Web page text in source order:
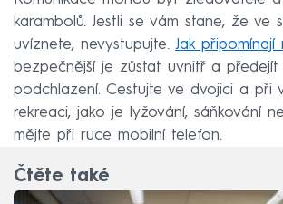
karambolů. Jestli se vám stane, že ve
uvíznete, nevystupujte. Jak
bezpečnější je zůstat uvnitř a předejít
podchlazení. Cestujte ve dvojici a při
rekreaci, jako je lyžování, sáňkování
mějte při ruce mobilní telefon.
Čtěte také